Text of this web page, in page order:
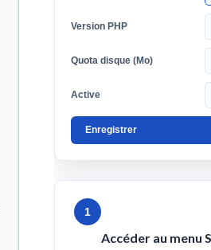
Version PHP
Quota disque (Mo)
Active
Enregistrer
1
Accéder au menu